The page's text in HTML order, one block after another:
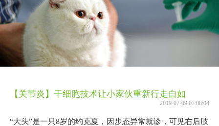
【关节炎】干细胞技术让小家伙重新行走自如
2019-07-09 07:08:04
“大头”是一只8岁的约克夏，因步态异常就诊，可见右后肢